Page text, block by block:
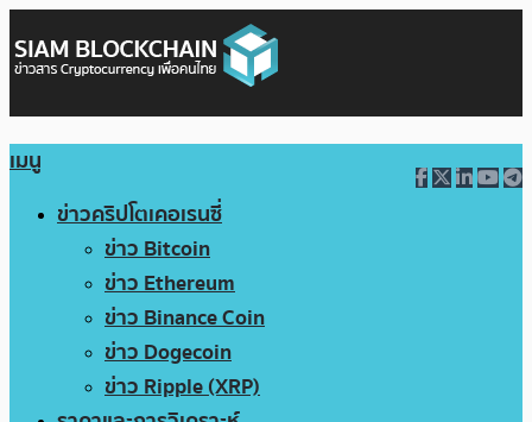
เมนู
ข่าวคริปโตเคอเรนซี่
ข่าว Bitcoin
ข่าว Ethereum
ข่าว Binance Coin
ข่าว Dogecoin
ข่าว Ripple (XRP)